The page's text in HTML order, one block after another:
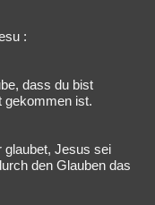
:
dass du bist
gekommen ist.
glaubet, Jesus sei
den Glauben das